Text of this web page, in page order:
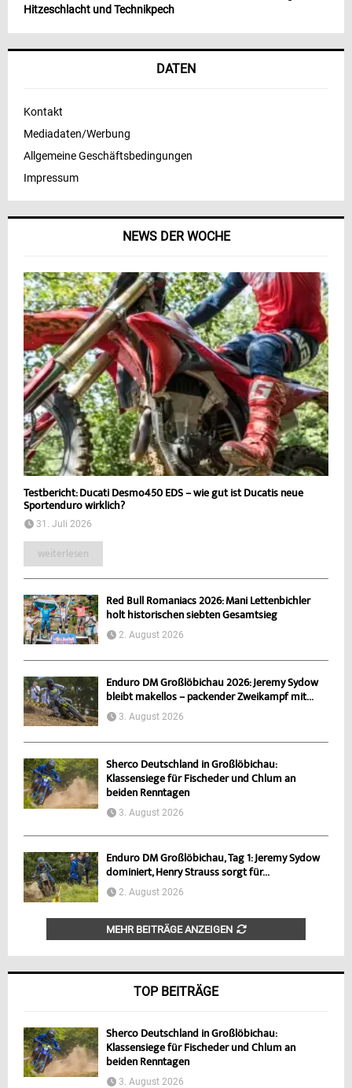
NEWS DER WOCHE
Testbericht: Ducati Desmo450 EDS – wie gut ist Ducatis neue
Sportenduro wirklich?
31. Juli 2026
weiterlesen
Red Bull Romaniacs 2026: Mani Lettenbichler
holt historischen siebten Gesamtsieg
2. August 2026
Enduro DM Großlöbichau 2026: Jeremy Sydow
bleibt makellos – packender Zweikampf mit...
3. August 2026
Sherco Deutschland in Großlöbichau:
Klassensiege für Fischeder und Chlum an
beiden Renntagen
3. August 2026
Enduro DM Großlöbichau, Tag 1: Jeremy Sydow
dominiert, Henry Strauss sorgt für...
2. August 2026
MEHR BEITRÄGE ANZEIGEN
TOP BEITRÄGE
Sherco Deutschland in Großlöbichau:
Klassensiege für Fischeder und Chlum an
beiden Renntagen
3. August 2026
Hitzeschlacht und Technikpech
DATEN
Kontakt
Mediadaten/Werbung
Allgemeine Geschäftsbedingungen
Impressum